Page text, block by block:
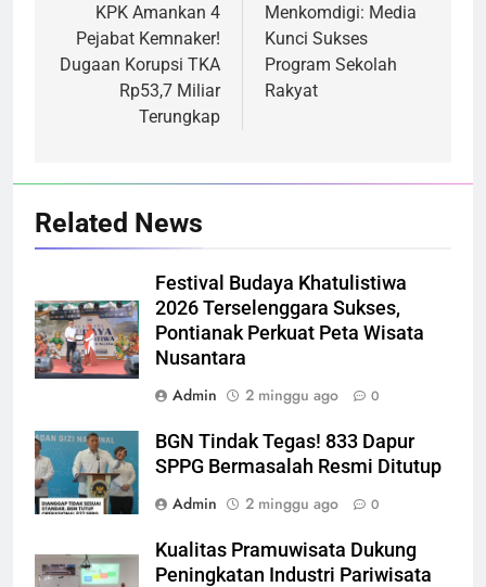
posKPK Amankan 4
Pejabat Kemnaker!
Dugaan Korupsi TKA
Rp53,7 Miliar
Terungkap
Menkomdigi: Media
Kunci Sukses
Program Sekolah
Rakyat
Related News
Festival Budaya Khatulistiwa
2026 Terselenggara Sukses,
Pontianak Perkuat Peta Wisata
Nusantara
Admin
2 minggu ago 0
BGN Tindak Tegas! 833 Dapur
SPPG Bermasalah Resmi Ditutup
Admin
2 minggu ago 0
Kualitas Pramuwisata Dukung
Peningkatan Industri Pariwisata